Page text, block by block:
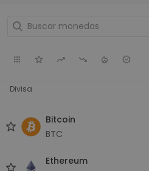
Divisa
Bitcoin
BTC
Ethereum